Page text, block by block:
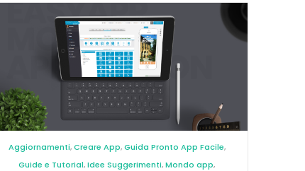
Aggiornamenti,Creare App,Guida Pronto App Facile,
Guide e Tutorial,Idee Suggerimenti,Mondo app,